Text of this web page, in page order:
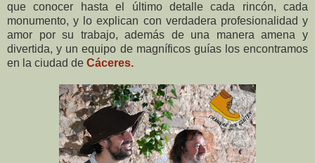
que conocer hasta el último detalle cada rincón, cada
monumento, y lo explican con verdadera profesionalidad y
amor por su trabajo, además de una manera amena y
divertida, y un equipo de magníficos guías los encontramos
en la ciudad de Cáceres.